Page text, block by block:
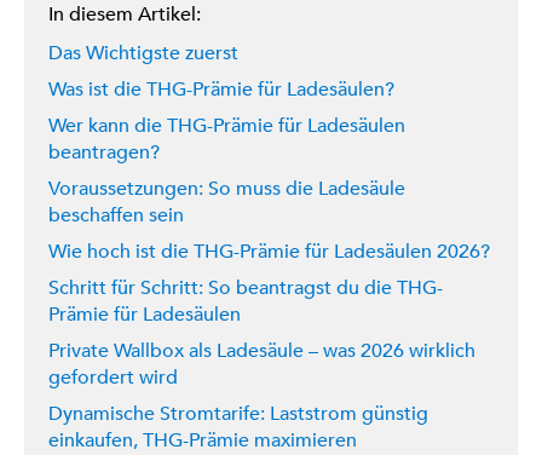
In diesem Artikel:
Das Wichtigste zuerst
Was ist die THG-Prämie für Ladesäulen?
Wer kann die THG-Prämie für Ladesäulen
beantragen?
Voraussetzungen: So muss die Ladesäule
beschaffen sein
Wie hoch ist die THG-Prämie für Ladesäulen 2026?
Schritt für Schritt: So beantragst du die THG-
Prämie für Ladesäulen
Private Wallbox als Ladesäule – was 2026 wirklich
gefordert wird
Dynamische Stromtarife: Laststrom günstig
einkaufen, THG-Prämie maximieren